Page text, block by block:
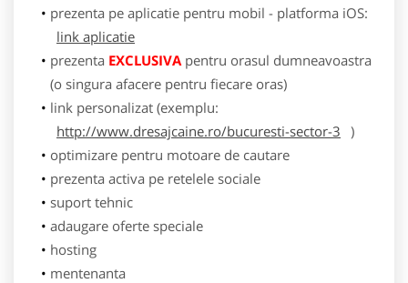
prezenta pe aplicatie pentru mobil - platforma iOS:
link aplicatie
prezenta EXCLUSIVApentru orasul dumneavoastra
(o singura afacere pentru fiecare oras)
link personalizat (exemplu:
http://www.dresajcaine.ro/bucuresti-sector-3 )
optimizare pentru motoare de cautare
prezenta activa pe retelele sociale
suport tehnic
adaugare oferte speciale
hosting
mentenanta